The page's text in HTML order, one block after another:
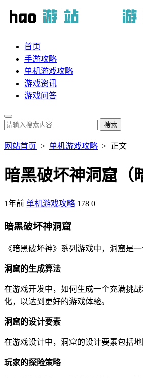
首页
手游攻略
单机游戏攻略
游戏资讯
游戏问答
网站首页 > 单机游戏攻略 > 正文
暗黑破坏神洞窟（
1年前 单机游戏攻略 178 0
暗黑破坏神洞窟
《暗黑破坏神》系列游戏中，洞窟是
洞窟的生成算法
在游戏开发中，如何生成一个充满挑
化，以达到更好的游戏体验。
洞窟的设计要素
在游戏设计中，洞窟的设计要素包括
玩家的探险策略